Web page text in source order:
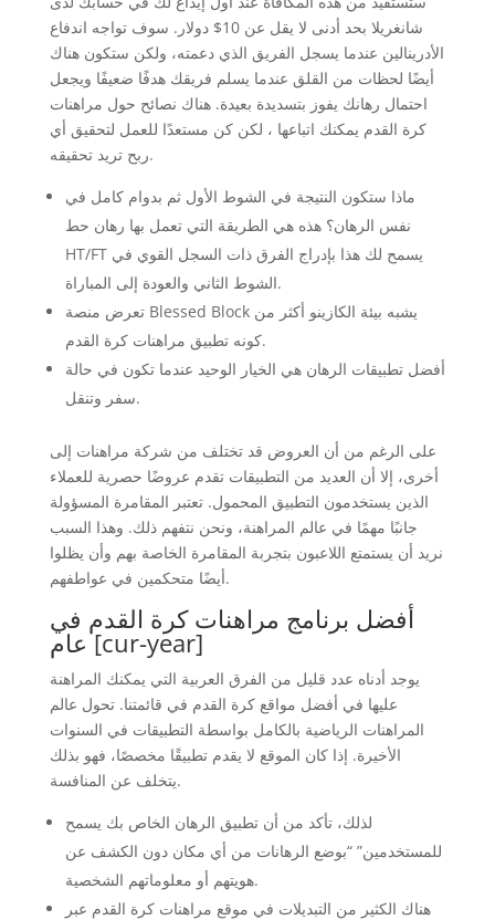
شانغريلا بحد أدنى لا يقل عن 10$ دولار. سوف تواجه اندفاع
الأدرينالين عندما يسجل الفريق الذي دعمته، ولكن ستكون هناك
أيضًا لحظات من القلق عندما يسلم فريقك هدفًا ضعيفًا ويجعل
احتمال رهانك يفوز بتسديدة بعيدة. هناك نصائح حول مراهنات
كرة القدم يمكنك اتباعها ، لكن كن مستعدًا للعمل لتحقيق أي
ربح تريد تحقيقه.
ماذا ستكون النتيجة في الشوط الأول ثم بدوام كامل في
نفس الرهان؟ هذه هي الطريقة التي تعمل بها رهان حط
HT/FT يسمح لك هذا بإدراج الفرق ذات السجل القوي في
الشوط الثاني والعودة إلى المباراة.
تعرض منصة Blessed Block يشبه بيئة الكازينو أكثر من
كونه تطبيق مراهنات كرة القدم.
أفضل تطبيقات الرهان هي الخيار الوحيد عندما تكون في حالة
سفر وتنقل.
على الرغم من أن العروض قد تختلف من شركة مراهنات إلى
أخرى، إلا أن العديد من التطبيقات تقدم عروضًا حصرية للعملاء
الذين يستخدمون التطبيق المحمول. تعتبر المقامرة المسؤولة
جانبًا مهمًا في عالم المراهنة، ونحن نتفهم ذلك. وهذا السبب
نريد أن يستمتع اللاعبون بتجربة المقامرة الخاصة بهم وأن يظلوا
أيضًا متحكمين في عواطفهم.
أفضل برنامج مراهنات كرة القدم في
عام [cur-year]
يوجد أدناه عدد قليل من الفرق العربية التي يمكنك المراهنة
عليها في أفضل مواقع كرة القدم في قائمتنا. تحول عالم
المراهنات الرياضية بالكامل بواسطة التطبيقات في السنوات
الأخيرة. إذا كان الموقع لا يقدم تطبيقًا مخصصًا، فهو بذلك
يتخلف عن المنافسة.
لذلك، تأكد من أن تطبيق الرهان الخاص بك يسمح
للمستخدمين” “بوضع الرهانات من أي مكان دون الكشف عن
هويتهم أو معلوماتهم الشخصية.
هناك الكثير من التبديلات في موقع مراهنات كرة القدم عبر